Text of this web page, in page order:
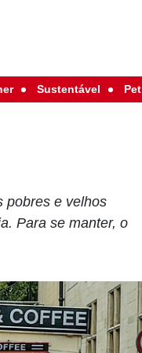
Sustentável Pet
pobres e velhos
Para se manter, o